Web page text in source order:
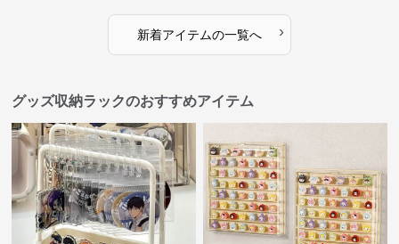
新着アイテムの一覧へ ›
グッズ収納ラックのおすすめアイテム